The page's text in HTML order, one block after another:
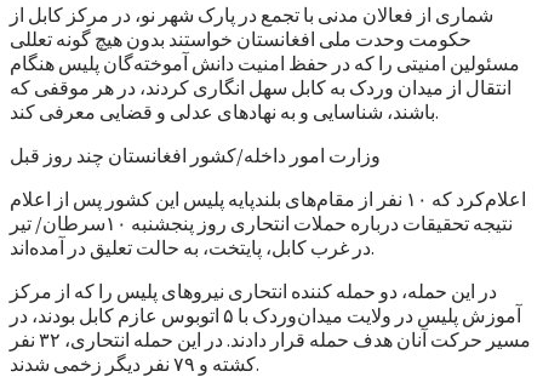
شماری از فعالان مدنی با تجمع در پارک شهر نو، در مرکز کابل از
حکومت وحدت ملی افغانستان خواستند بدون هیچ گونه تعللی
مسئولین امنیتی را که در حفظ امنیت دانش آموخته‌گان پلیس هنگام
انتقال از میدان وردک به کابل سهل انگاری کردند، در هر موقفی که
باشند، شناسایی و به نهادهای عدلی و قضایی معرفی کند.
وزارت امور داخله/کشور افغانستان چند روز قبل
اعلام‌کرد که ۱۰ نفر از مقام‌های بلند‌پایه پلیس این کشور پس از اعلام
نتیجه تحقیقات درباره حملات انتحاری روز پنجشنبه ۱۰سرطان/ تیر
در غرب کابل، پایتخت، به حالت تعلیق در آمده‌اند.
در این حمله، دو حمله کننده انتحاری نیروهای پلیس را که از مرکز
آموزش پلیس در ولایت میدان‌وردک با ۵ اتوبوس عازم کابل بودند، در
مسیر حرکت آنان هدف حمله قرار دادند. در این حمله انتحاری، ۳۲ نفر
کشته و ۷۹ نفر دیگر زخمی شدند.